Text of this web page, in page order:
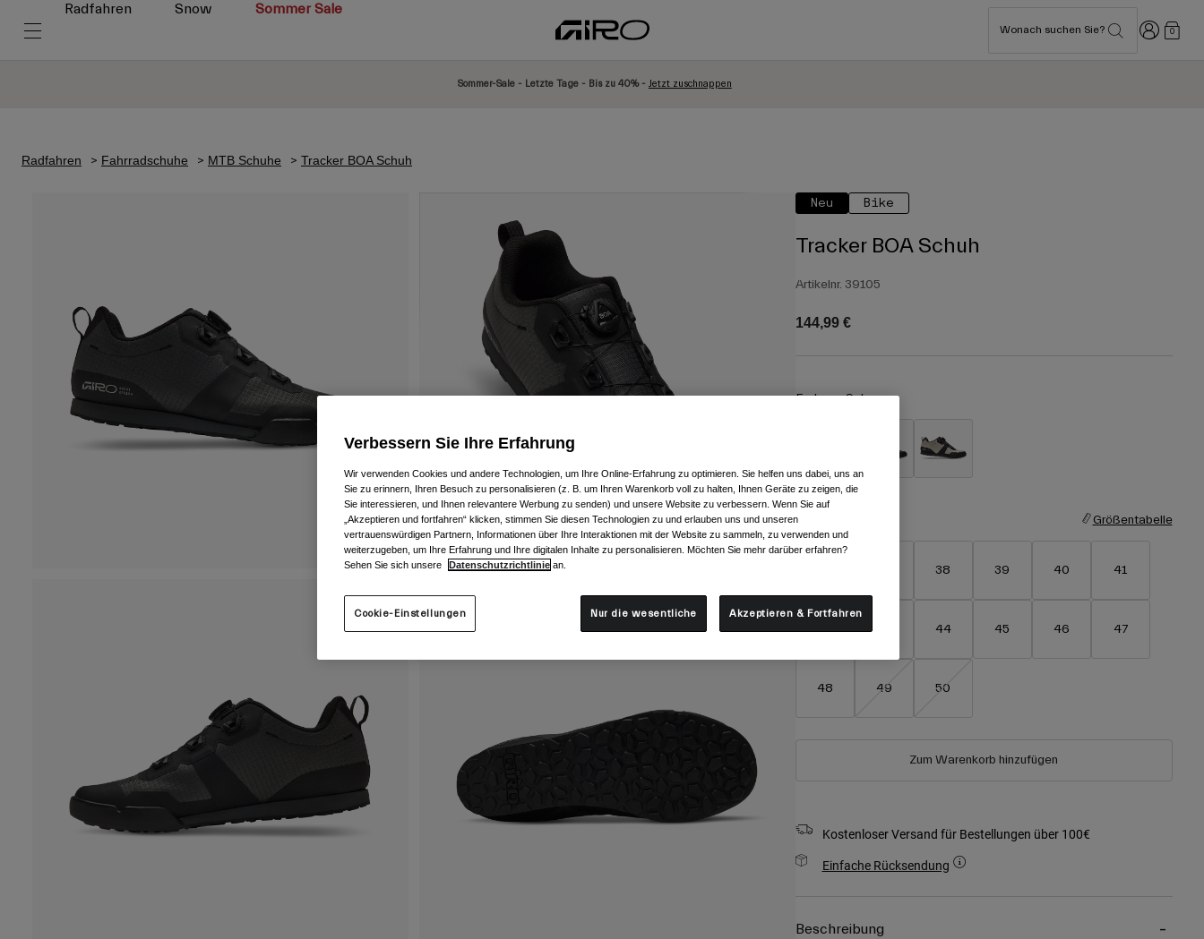
Radfahren Snow Sommer Sale
Wonach suchen Sie? Anmelden
0
Sommer-Sale - Letzte Tage - Bis zu 40% - Jetzt zuschnappen
Radfahren Fahrradschuhe MTB Schuhe Tracker BOA Schuh
Neu Bike
Tracker BOA Schuh
Artikelnr. 39105
144,99 €
Farben -Schwarz
ausgewählt
Größe Größentabelle
38 39 40 41
42 44 45 46 47
48 49 50
Zum Warenkorb hinzufügen
Kostenloser Versand für Bestellungen über 100€
Einfache Rücksendung
Beschreibung
Verbessern Sie Ihre Erfahrung
Wir verwenden Cookies und andere Technologien, um Ihre Online-Erfahrung zu optimieren. Sie helfen uns dabei, uns an
Sie zu erinnern, Ihren Besuch zu personalisieren (z. B. um Ihren Warenkorb voll zu halten, Ihnen Geräte zu zeigen, die
Sie interessieren, und Ihnen relevantere Werbung zu senden) und unsere Website zu verbessern. Wenn Sie auf
„Akzeptieren und fortfahren“ klicken, stimmen Sie diesen Technologien zu und erlauben uns und unseren
vertrauenswürdigen Partnern, Informationen über Ihre Interaktionen mit der Website zu sammeln, zu verwenden und
weiterzugeben, um Ihre Erfahrung und Ihre digitalen Inhalte zu personalisieren. Möchten Sie mehr darüber erfahren?
Sehen Sie sich unsere
Datenschutzrichtlinie an.
Cookie-Einstellungen Nur die wesentliche Akzeptieren & Fortfahren